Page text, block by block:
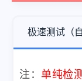
极速测试（
注： 单纯检测